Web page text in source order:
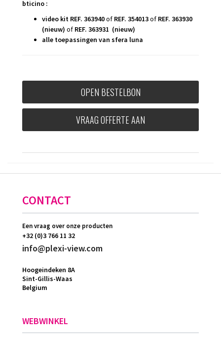
bticino :
video kit REF. 363940of REF. 354013of REF. 363930
(nieuw) of REF. 363931 (nieuw)
alle toepassingen van sfera luna
OPEN BESTELBON
VRAAG OFFERTE AAN
CONTACT
Een vraag over onze producten
+32 (0)3 766 11 32
info@plexi-view.com
Hoogeindeken 8A
Sint-Gillis-Waas
Belgium
WEBWINKEL